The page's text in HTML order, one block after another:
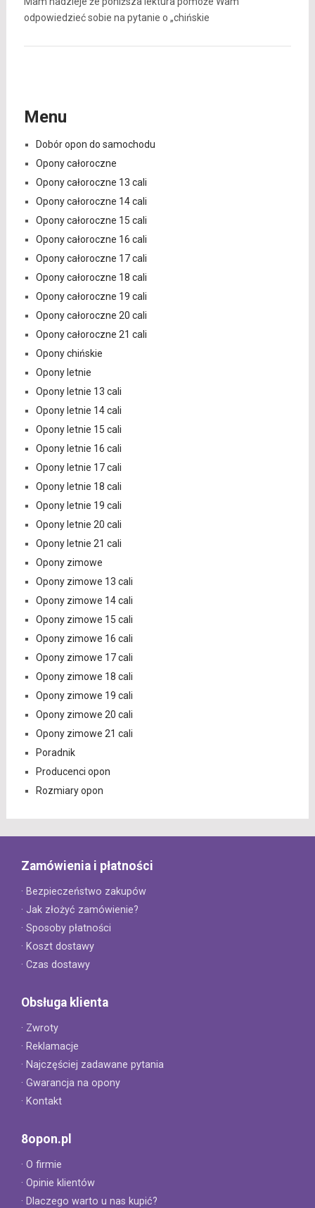
odpowiedzieć sobie na pytanie o „chińskie
Menu
Dobór opon do samochodu
Opony całoroczne
Opony całoroczne 13 cali
Opony całoroczne 14 cali
Opony całoroczne 15 cali
Opony całoroczne 16 cali
Opony całoroczne 17 cali
Opony całoroczne 18 cali
Opony całoroczne 19 cali
Opony całoroczne 20 cali
Opony całoroczne 21 cali
Opony chińskie
Opony letnie
Opony letnie 13 cali
Opony letnie 14 cali
Opony letnie 15 cali
Opony letnie 16 cali
Opony letnie 17 cali
Opony letnie 18 cali
Opony letnie 19 cali
Opony letnie 20 cali
Opony letnie 21 cali
Opony zimowe
Opony zimowe 13 cali
Opony zimowe 14 cali
Opony zimowe 15 cali
Opony zimowe 16 cali
Opony zimowe 17 cali
Opony zimowe 18 cali
Opony zimowe 19 cali
Opony zimowe 20 cali
Opony zimowe 21 cali
Poradnik
Producenci opon
Rozmiary opon
Zamówienia i płatności
· Bezpieczeństwo zakupów
· Jak złożyć zamówienie?
· Sposoby płatności
· Koszt dostawy
· Czas dostawy
Obsługa klienta
· Zwroty
· Reklamacje
· Najczęściej zadawane pytania
· Gwarancja na opony
· Kontakt
8opon.pl
· O firmie
· Opinie klientów
· Dlaczego warto u nas kupić?